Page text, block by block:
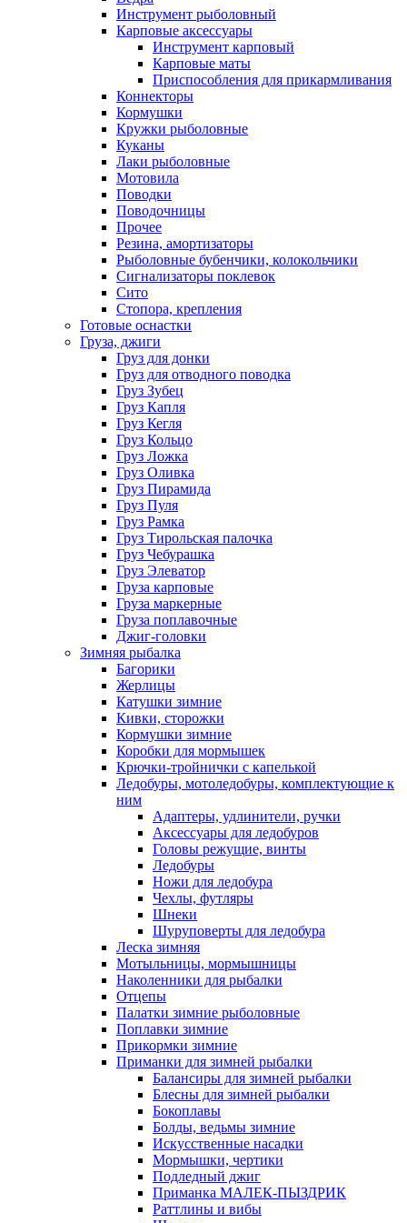
Инструмент рыболовный
Карповые аксессуары
Инструмент карповый
Карповые маты
Приспособления для прикармливания
Коннекторы
Кормушки
Кружки рыболовные
Куканы
Лаки рыболовные
Мотовила
Поводки
Поводочницы
Прочее
Резина, амортизаторы
Рыболовные бубенчики, колокольчики
Сигнализаторы поклевок
Сито
Стопора, крепления
Готовые оснастки
Груза, джиги
Груз для донки
Груз для отводного поводка
Груз Зубец
Груз Капля
Груз Кегля
Груз Кольцо
Груз Ложка
Груз Оливка
Груз Пирамида
Груз Пуля
Груз Рамка
Груз Тирольская палочка
Груз Чебурашка
Груз Элеватор
Груза карповые
Груза маркерные
Груза поплавочные
Джиг-головки
Зимняя рыбалка
Багорики
Жерлицы
Катушки зимние
Кивки, сторожки
Кормушки зимние
Коробки для мормышек
Крючки-тройнички с капелькой
Ледобуры, мотоледобуры, комплектующие к
ним
Адаптеры, удлинители, ручки
Аксессуары для ледобуров
Головы режущие, винты
Ледобуры
Ножи для ледобура
Чехлы, футляры
Шнеки
Шуруповерты для ледобура
Леска зимняя
Мотыльницы, мормышницы
Наколенники для рыбалки
Отцепы
Палатки зимние рыболовные
Поплавки зимние
Прикормки зимние
Приманки для зимней рыбалки
Балансиры для зимней рыбалки
Блесны для зимней рыбалки
Бокоплавы
Болды, ведьмы зимние
Искусственные насадки
Мормышки, чертики
Подледный джиг
Приманка МАЛЕК-ПЫЗДРИК
Раттлины и вибы